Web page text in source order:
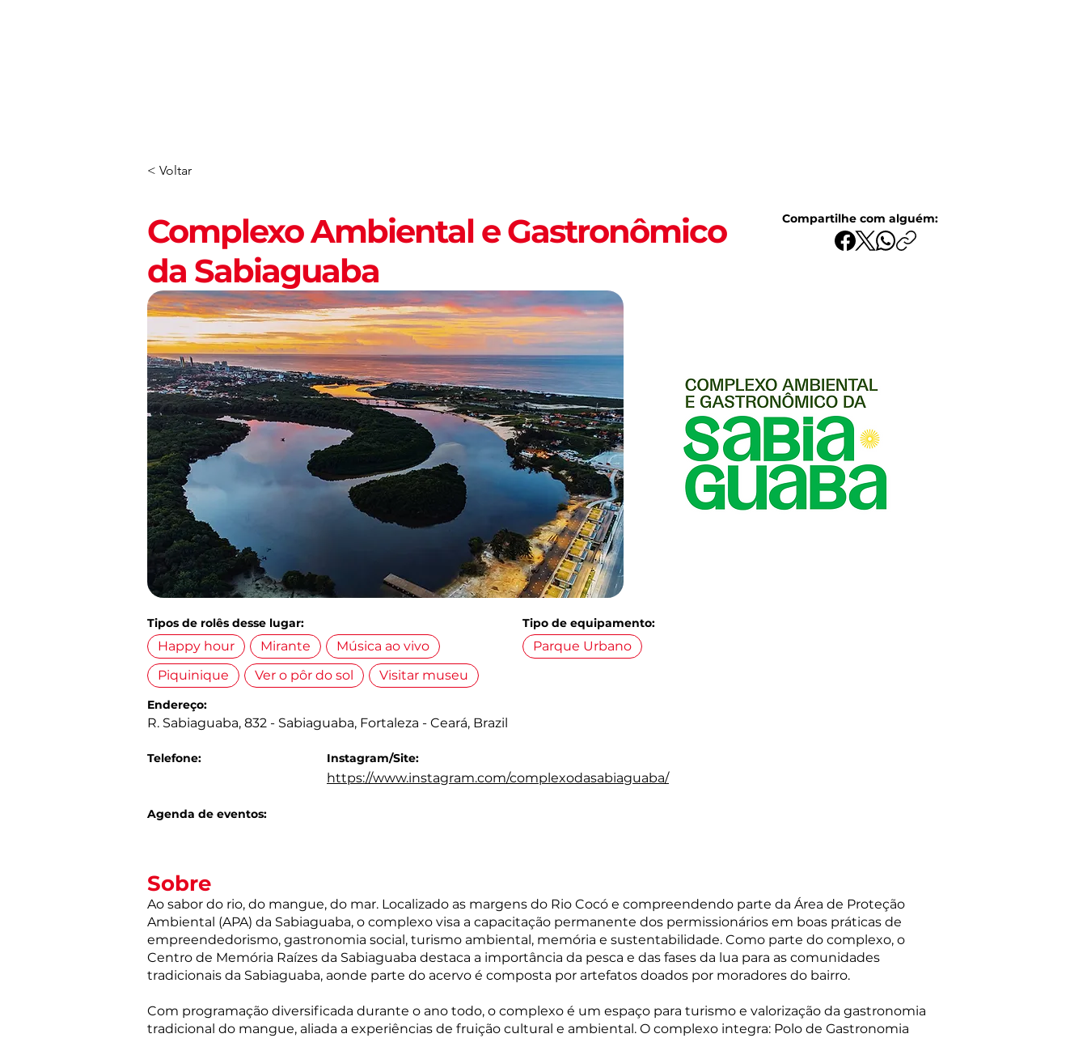
< Voltar
Complexo Ambiental e Gastronômico
da Sabiaguaba
Compartilhe com alguém:
Tipos de rolês desse lugar:
Happy hour Mirante
Música ao vivo
Piquinique
Ver o pôr do sol Visitar museu
Tipo de equipamento:
Parque Urbano
Endereço:
R. Sabiaguaba, 832 - Sabiaguaba, Fortaleza - Ceará, Brazil
Telefone: Instagram/Site:
https://www.instagram.com/complexodasabiaguaba/
Agenda de eventos:
Sobre
Ao sabor do rio, do mangue, do mar. Localizado as margens do Rio Cocó e compreendendo parte da Área de Proteção
Ambiental (APA) da Sabiaguaba, o complexo visa a capacitação permanente dos permissionários em boas práticas de
empreendedorismo, gastronomia social, turismo ambiental, memória e sustentabilidade. Como parte do complexo, o
Centro de Memória Raízes da Sabiaguaba destaca a importância da pesca e das fases da lua para as comunidades
tradicionais da Sabiaguaba, aonde parte do acervo é composta por artefatos doados por moradores do bairro.
Com programação diversificada durante o ano todo, o complexo é um espaço para turismo e valorização da gastronomia
tradicional do mangue, aliada a experiências de fruição cultural e ambiental. O complexo integra: Polo de Gastronomia